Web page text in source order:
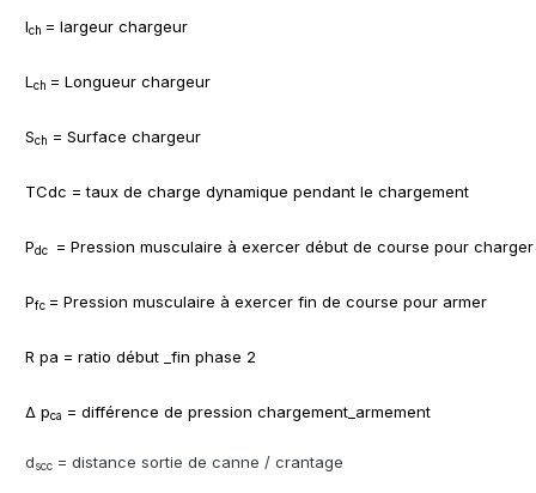
lch = largeur chargeur
L ch = Longueur chargeur
Sch = Surface chargeur
TCdc = taux de charge dynamique pendant le chargement
Pdc = Pression musculaire à exercer début de course pour charger
Pfc = Pression musculaire à exercer fin de course pour armer
R pa = ratio début _fin phase 2
Δ pca = différence de pression chargement_armement
dscc= distance sortie de canne / crantage